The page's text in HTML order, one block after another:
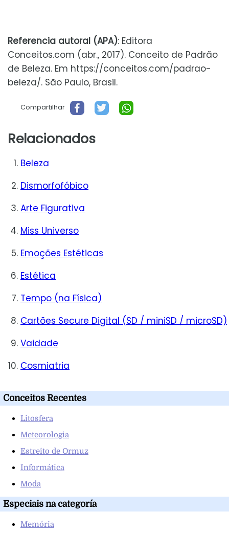
Referencia autoral (APA): Editora
Conceitos.com (abr., 2017). Conceito de Padrão
de Beleza. Em https://conceitos.com/padrao-
beleza/. São Paulo, Brasil.
Compartilhar
Relacionados
Beleza
Dismorfofóbico
Arte Figurativa
Miss Universo
Emoções Estéticas
Estética
Tempo (na Física)
Cartões Secure Digital (SD / miniSD / microSD)
Vaidade
Cosmiatria
Conceitos Recentes
Litosfera
Meteorologia
Estreito de Ormuz
Informática
Moda
Especiais na categoría
Memória